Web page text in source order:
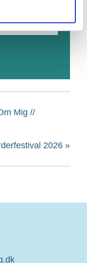
Mig //
2026 »